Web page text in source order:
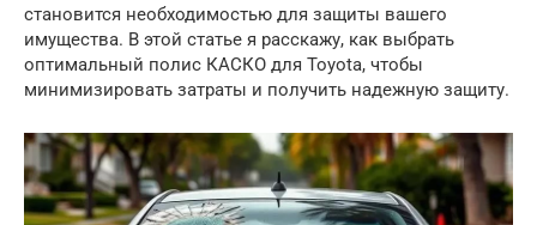
становится необходимостью для защиты вашего
имущества. В этой статье я расскажу, как выбрать
оптимальный полис КАСКО для Toyota, чтобы
минимизировать затраты и получить надежную защиту.